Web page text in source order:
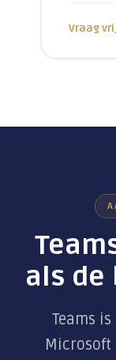
Vraag
als de
Teams
Microsoft